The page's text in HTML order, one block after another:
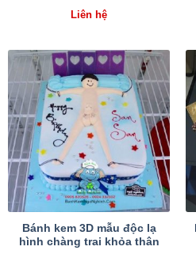
Liên hệ
Bánh kem 3D mẫu độc lạ
hình chàng trai khỏa thân